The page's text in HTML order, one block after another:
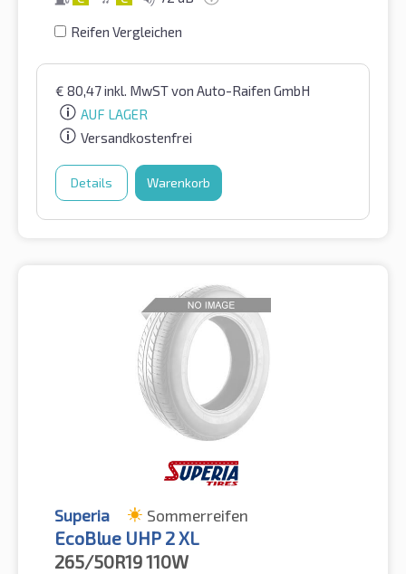
Reifen Vergleichen
€ 80,47inkl. MwSTvon Auto-Raifen GmbH
AUF LAGER
Versandkostenfrei
Details Warenkorb
Superia Sommerreifen
EcoBlue UHP 2 XL
265/50R19110W